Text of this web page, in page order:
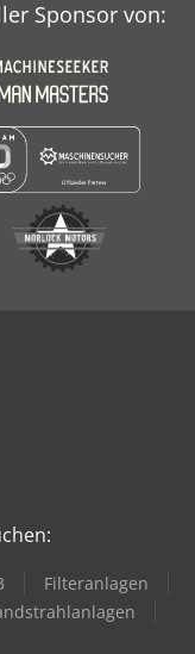
Sponsor von:
Filteranlagen